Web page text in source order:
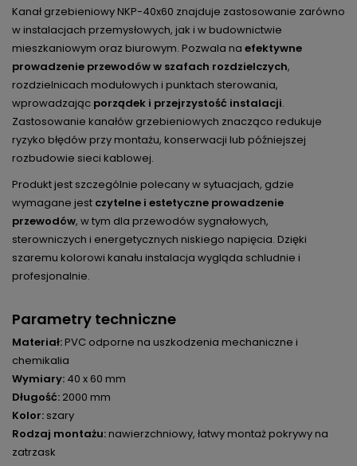
Kanał grzebieniowy NKP-40x60 znajduje zastosowanie zarówno
w instalacjach przemysłowych, jak i w budownictwie
mieszkaniowym oraz biurowym. Pozwala na efektywne
prowadzenie przewodów w szafach rozdzielczych,
rozdzielnicach modułowych i punktach sterowania,
wprowadzając porządek i przejrzystość instalacji.
Zastosowanie kanałów grzebieniowych znacząco redukuje
ryzyko błędów przy montażu, konserwacji lub późniejszej
rozbudowie sieci kablowej.
Produkt jest szczególnie polecany w sytuacjach, gdzie
wymagane jest czytelne i estetyczne prowadzenie
przewodów, w tym dla przewodów sygnałowych,
sterowniczych i energetycznych niskiego napięcia. Dzięki
szaremu kolorowi kanału instalacja wygląda schludnie i
profesjonalnie.
Parametry techniczne
Materiał:PVC odporne na uszkodzenia mechaniczne i
chemikalia
Wymiary: 40 x 60 mm
Długość: 2000 mm
Kolor: szary
Rodzaj montażu:nawierzchniowy, łatwy montaż pokrywy na
zatrzask